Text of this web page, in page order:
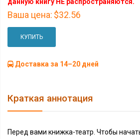
данную книгу НЕ распространяются.
Ваша цена: $32.56
КУПИТЬ
Доставка за 14–20 дней
Краткая аннотация
Перед вами книжка-театр. Чтобы